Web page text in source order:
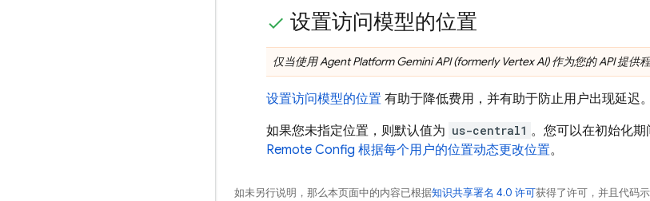
设置访问模型的位置
仅当使用Agent PlatformGemini API (formerly Vertex AI)作为您的 API 提供程
设置访问模型的位置 有助于降低费用，并有助于防止用户出现延迟。
如果您未指定位置，则默认值为 us-central1 。您可以在初始化
Remote Config 根据每个用户的位置动态更改位置。
如未另行说明，那么本页面中的内容已根据知识共享署名 4.0 许可获得了许可，并且代码